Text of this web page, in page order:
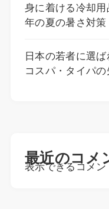
身に着ける冷却
年の夏の暑さ対策
日本の若者に選
コスパ・タイパの
最近のコメ
表示できるコメン